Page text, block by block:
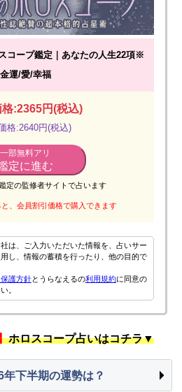
コープ鑑定｜あなたの人生22項※
金運/愛/幸福
:2365円(税込)
格:2640円(税込)
一部無料アリ
定に進む
定の監修者サイトで占います
、会員割引価格で購入できます
は、ご入力いただいた情報を、占いサー
し、情報の蓄積を行ったり、他の目的で
護方針とうらなえるの利用規約に同意の
。
ホロスコープ占いはコチラ▼
年下半期の運勢は？